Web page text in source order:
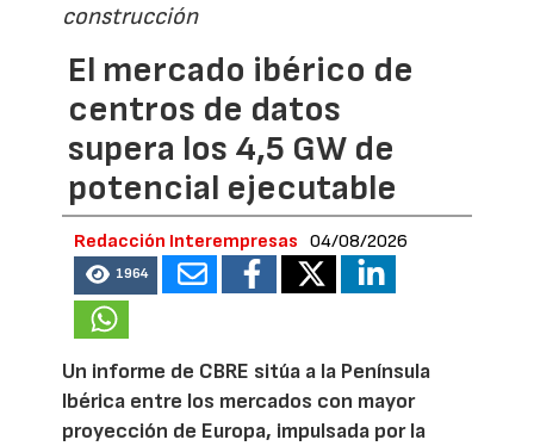
construcción
El mercado ibérico de
centros de datos
supera los 4,5 GW de
potencial ejecutable
Redacción Interempresas 04/08/2026
1964
Un informe de CBRE sitúa a la Península
Ibérica entre los mercados con mayor
proyección de Europa, impulsada por la